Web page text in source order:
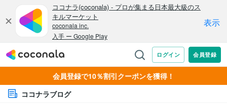
会員登録で10％割引クーポンを獲得！
ココナラブログ